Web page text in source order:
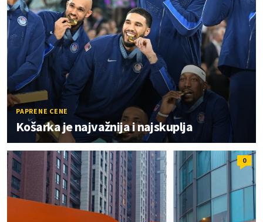
PAPRENE CENE
Košarka je najvažnija i najskuplja
0